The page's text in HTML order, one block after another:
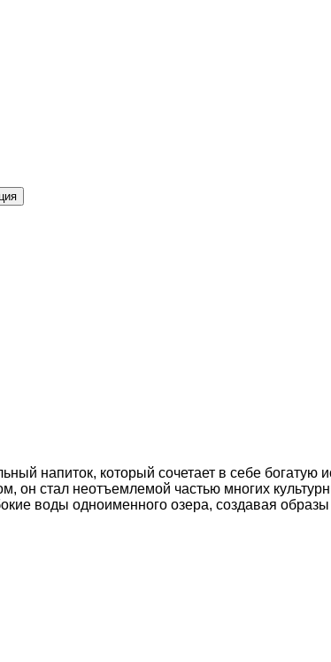
напиток, который сочетает в себе
он стал неотъемлемой частью многих
воды одноименного озера, создавая